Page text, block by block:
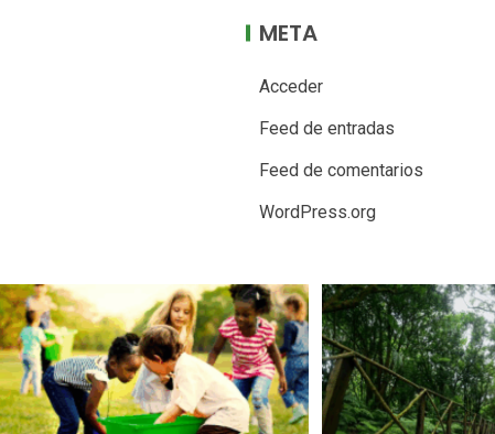
META
Acceder
Feed de entradas
Feed de comentarios
WordPress.org